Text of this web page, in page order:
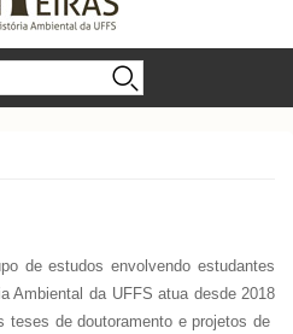
estudos envolvendo estudantes da
Ambiental da UFFS atua desde 2018
de doutoramento e projetos de